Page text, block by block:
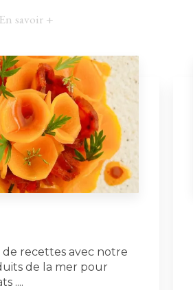
En savoir +
recettes avec notre
de la mer pour
....